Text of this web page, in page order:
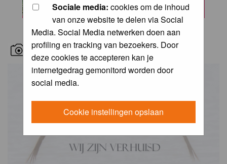
Sociale media: cookies om de inhoud
van onze website te delen via Social
Media. Social Media netwerken doen aan
profiling en tracking van bezoekers. Door
deze cookies te accepteren kan je
internetgedrag gemonitord worden door
social media.
Cookie instellingen opslaan
RECENT BIRD PICS